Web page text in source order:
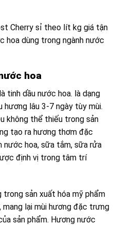
Cherry sỉ theo lít kg giá tận
hoa dùng trong ngành nước
hoa
tinh dầu nước hoa. là dạng
lâu 3-7 ngày tùy mùi.
không thể thiếu trong sản
tạo ra hương thơm đặc
hoa, sữa tắm, sữa rửa
định vị trong tâm trí
trong sản xuất hóa mỹ phẩm
mang lại mùi hương đặc trưng
sản phẩm. Hương nước